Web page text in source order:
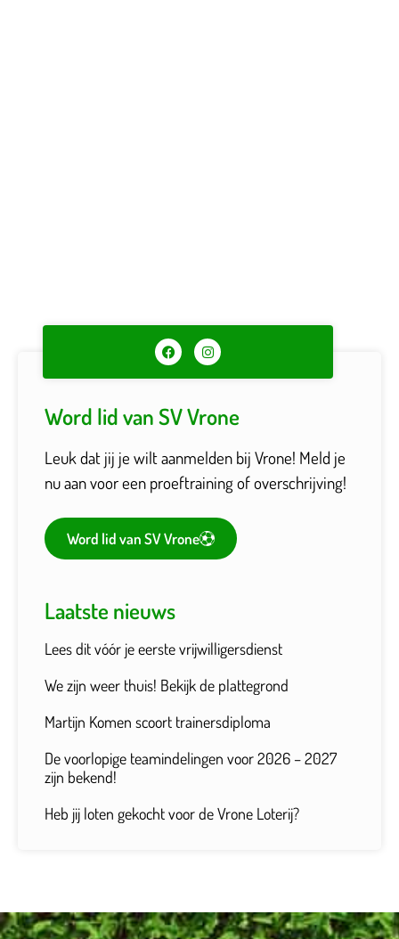
Word lid van SV Vrone
Leuk dat jij je wilt aanmelden bij Vrone! Meld je
nu aan voor een proeftraining of overschrijving!
Word lid van SV Vrone
Laatste nieuws
Lees dit vóór je eerste vrijwilligersdienst
We zijn weer thuis! Bekijk de plattegrond
Martijn Komen scoort trainersdiploma
De voorlopige teamindelingen voor 2026 – 2027
zijn bekend!
Heb jij loten gekocht voor de Vrone Loterij?